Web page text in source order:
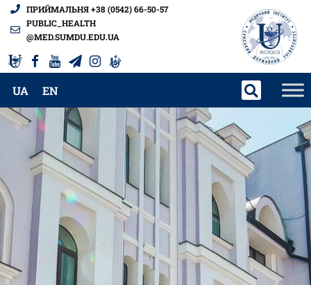
ПРИЙМАЛЬНЯ +38 (0542) 66-50-57
PUBLIC_HEALTH
@MED.SUMDU.EDU.UA
UA EN